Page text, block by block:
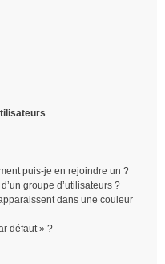
puis-je en rejoindre un ?
groupe d’utilisateurs ?
dans une couleur
défaut » ?